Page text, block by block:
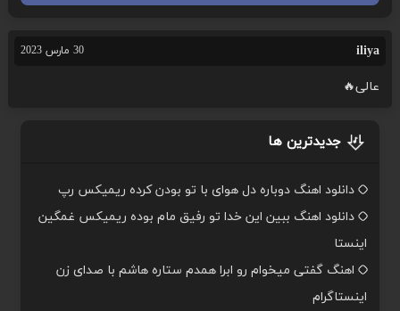
iliya 30 مارس 2023
عالی🔥
جدیدترین ها
دانلود اهنگ دوباره دل هوای با تو بودن کرده ریمیکس رپ
دانلود اهنگ ببین این خدا تو رفیق مام بوده ریمیکس غمگین
اینستا
اهنگ گفتی میخوام رو ابرا همدم ستاره هاشم با صدای زن
اینستاگرام